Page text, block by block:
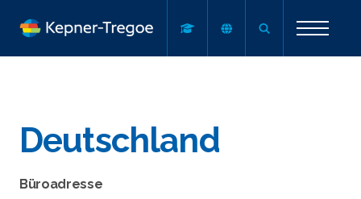
Deutschland
Büroadresse